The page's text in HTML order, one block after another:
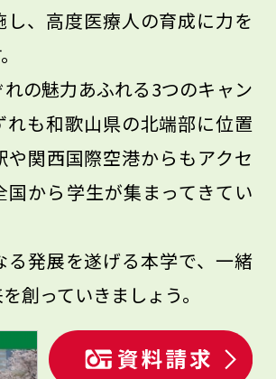
し、高度医療人の育成に力を
の魅力あふれる3つのキャン
れも和歌山県の北端部に位置
や関西国際空港からもアクセ
国から学生が集まってきてい
る発展を遂げる本学で、一緒
創っていきましょう。